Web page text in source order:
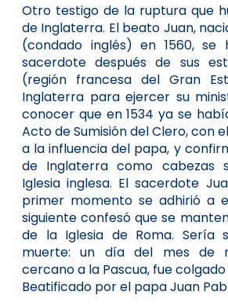
Otro testigo de la ruptura que
de Inglaterra. El beato Juan,
(condado inglés) en 1560, se
sacerdote después de sus
(región francesa del Gran
Inglaterra para ejercer su
conocer que en 1534 ya se
Acto de Sumisión del Clero, con
a la influencia del papa, y
de Inglaterra como cabezas
Iglesia inglesa. El sacerdote
primer momento se adhirió a
siguiente confesó que se
de la Iglesia de Roma. Sería
muerte: un día del mes de
cercano a la Pascua, fue
Beatificado por el papa Juan